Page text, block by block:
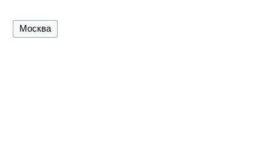
Москва